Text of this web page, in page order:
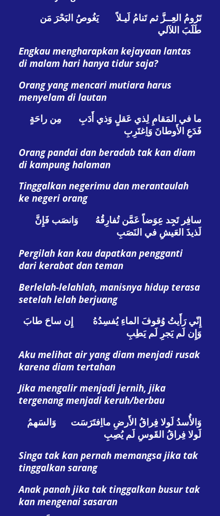
تَرُومُ العِــزَّ ثم تَنامُ لَيـلاً يَغُوصُ البَحْرَ مَن
طَلَبَ اللآلي
Engkau mengharapkan kejayaan lantas
di malam hari hanya tidur saja?
Orang yang mencari mutiara harus
menyelam di lautan
ما في المَقامِ لِذي عَقلٍ وَذي أَدَبِ مِن راحَةٍ
فَدَعِ الأَوطانَ وَاِغتَرِبِ
Orang pandai dan beradab tak kan diam
di kampung halaman
Tinggalkan negerimu dan merantaulah
ke negeri orang
سافِر تَجِد عِوَضاً عَمَّن تُفارِقُهُ وَانصَب فَإِنَّ
لَذيذَ العَيشِ في النَصَبِ
Pergilah kan kau dapatkan pengganti
dari kerabat dan teman
Berlelah-lelahlah, manisnya hidup terasa
setelah lelah berjuang
إِنّي رَأَيتُ وُقوفَ الماءِ يُفسِدُهُ إِن ساحَ طابَ
وَإِن لَم يَجرِ لَم يَطِبِ
Aku melihat air yang diam menjadi rusak
karena diam tertahan
Jika mengalir menjadi jernih, jika
tergenang menjadi keruh/berbau
وَالأُسدُ لَولا فِراقُ الأَرضِ مااِفتَرَسَت وَالسَهمُ
لَولا فِراقُ القَوسِ لَم يُصِبِ
Singa tak kan pernah memangsa jika tak
tinggalkan sarang
Anak panah jika tak tinggalkan busur tak
kan mengenai sasaran